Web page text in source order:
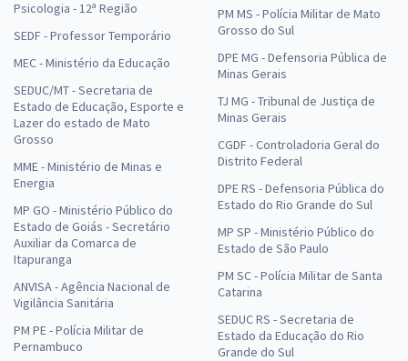
Psicologia - 12ª Região
SEDF - Professor Temporário
MEC - Ministério da Educação
SEDUC/MT - Secretaria de
Estado de Educação, Esporte e
Lazer do estado de Mato
Grosso
MME - Ministério de Minas e
Energia
MP GO - Ministério Público do
Estado de Goiás - Secretário
Auxiliar da Comarca de
Itapuranga
ANVISA - Agência Nacional de
Vigilância Sanitária
PM PE - Polícia Militar de
Pernambuco
PM MS - Polícia Militar de Mato
Grosso do Sul
DPE MG - Defensoria Pública de
Minas Gerais
TJ MG - Tribunal de Justiça de
Minas Gerais
CGDF - Controladoria Geral do
Distrito Federal
DPE RS - Defensoria Pública do
Estado do Rio Grande do Sul
MP SP - Ministério Público do
Estado de São Paulo
PM SC - Polícia Militar de Santa
Catarina
SEDUC RS - Secretaria de
Estado da Educação do Rio
Grande do Sul